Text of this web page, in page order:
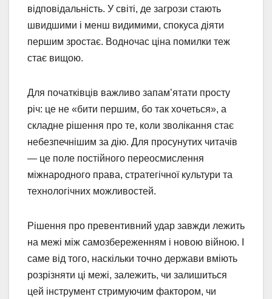
відповідальність. У світі, де загрози стають
швидшими і менш видимими, спокуса діяти
першим зростає. Водночас ціна помилки теж
стає вищою.
Для початківців важливо запам’ятати просту
річ: це не «бити першим, бо так хочеться», а
складне рішення про те, коли зволікання стає
небезпечнішим за дію. Для просунутих читачів
— це поле постійного переосмислення
міжнародного права, стратегічної культури та
технологічних можливостей.
Рішення про превентивний удар завжди лежить
на межі між самозбереженням і новою війною. І
саме від того, наскільки точно держави вміють
розрізняти ці межі, залежить, чи залишиться
цей інструмент стримуючим фактором, чи